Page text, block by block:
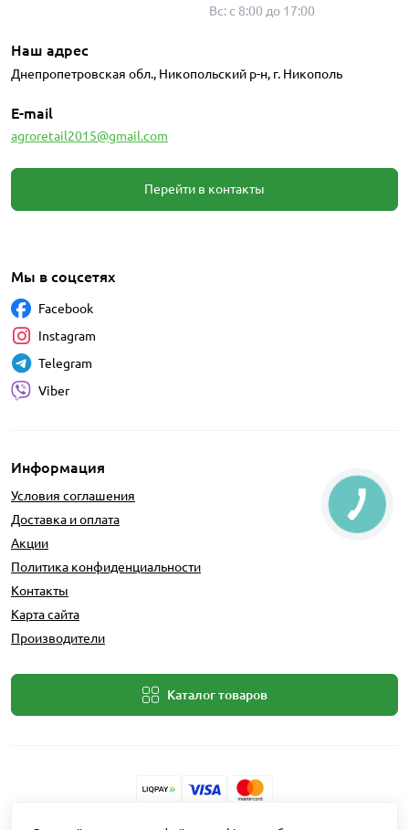
Вс: с 8:00 до 17:00
Наш адрес
Днепропетровская обл., Никопольский р-н, г. Никополь
E-mail
agroretail2015@gmail.com
Перейти в контакты
Информация
Условия соглашения
Доставка и оплата
Акции
Политика конфиденциальности
Контакты
Карта сайта
Производители
Каталог товаров
Мы в соцсетях
Facebook
Instagram
Telegram
Viber